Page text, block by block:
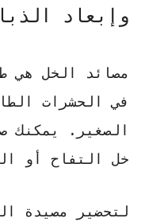
وإبعاد
مصائد الخل هي
في الحشرات
الصغير. يمكنك
خل التفاح أو
لتحضير مصيدة